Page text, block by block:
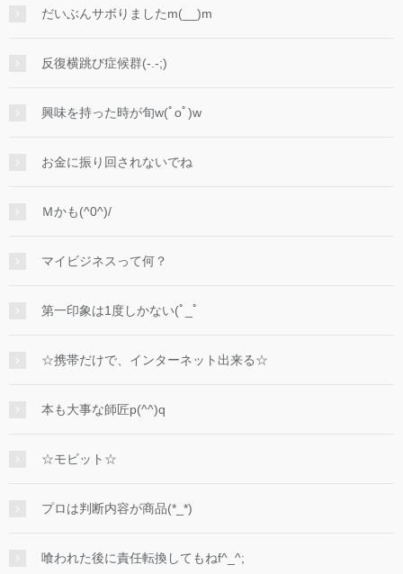
だいぶんサボりましたm(__)m
反復横跳び症候群(-.-;)
興味を持った時が旬w(ﾟoﾟ)w
お金に振り回されないでね
Ｍかも(^0^)/
マイビジネスって何？
第一印象は1度しかない(ﾟ_ﾟ
☆携帯だけで、インターネット出来る☆
本も大事な師匠p(^^)q
☆モビット☆
プロは判断内容が商品(*_*)
喰われた後に責任転換してもねf^_^;